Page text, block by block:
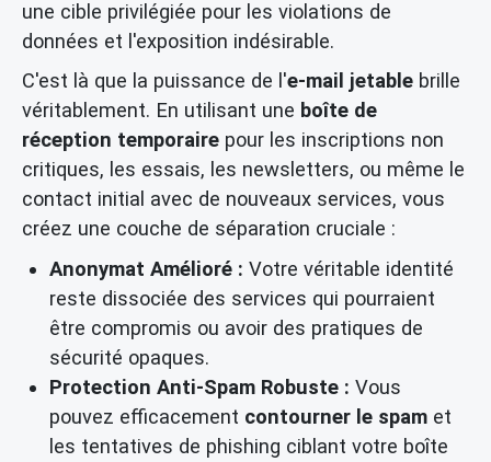
une cible privilégiée pour les violations de
données et l'exposition indésirable.
C'est là que la puissance de l'e-mail jetable brille
véritablement. En utilisant une boîte de
réception temporaire pour les inscriptions non
critiques, les essais, les newsletters, ou même le
contact initial avec de nouveaux services, vous
créez une couche de séparation cruciale :
Anonymat Amélioré : Votre véritable identité
reste dissociée des services qui pourraient
être compromis ou avoir des pratiques de
sécurité opaques.
Protection Anti-Spam Robuste : Vous
pouvez efficacement contourner le spam et
les tentatives de phishing ciblant votre boîte